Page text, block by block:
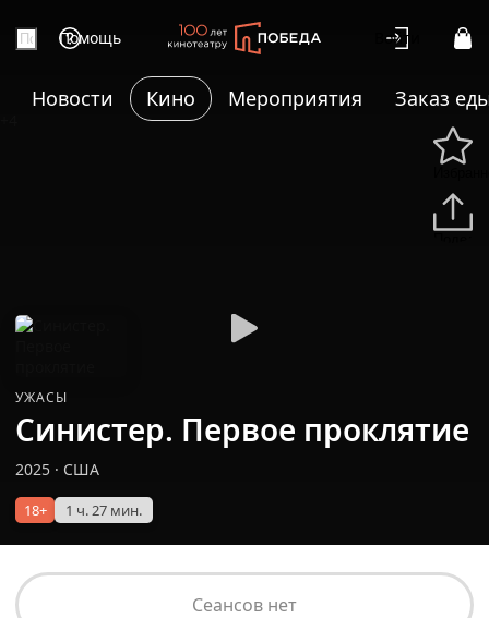
Помощь Войти
Новости Кино Мероприятия Заказ
УЖАСЫ
Синистер. Первое проклятие
2025 · США
18+ 1 ч. 27 мин.
Сеансов нет